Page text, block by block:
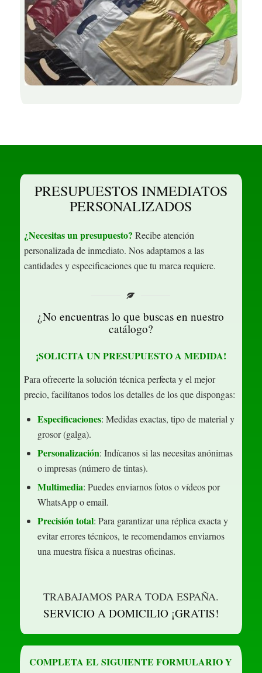
PRESUPUESTOS INMEDIATOS
PERSONALIZADOS
¿Necesitas un presupuesto? Recibe atención
personalizada de inmediato. Nos adaptamos a las
cantidades y especificaciones que tu marca requiere.
¿No encuentras lo que buscas en nuestro
catálogo?
¡SOLICITA UN PRESUPUESTO A MEDIDA!
Para ofrecerte la solución técnica perfecta y el mejor
precio, facilítanos todos los detalles de los que dispongas:
Especificaciones: Medidas exactas, tipo de material y
grosor (galga).
Personalización: Indícanos si las necesitas anónimas
o impresas (número de tintas).
Multimedia: Puedes enviarnos fotos o vídeos por
WhatsApp o email.
Precisión total: Para garantizar una réplica exacta y
evitar errores técnicos, te recomendamos enviarnos
una muestra física a nuestras oficinas.
TRABAJAMOS PARA TODA ESPAÑA.
SERVICIO A DOMICILIO ¡GRATIS!
COMPLETA EL SIGUIENTE FORMULARIO Y